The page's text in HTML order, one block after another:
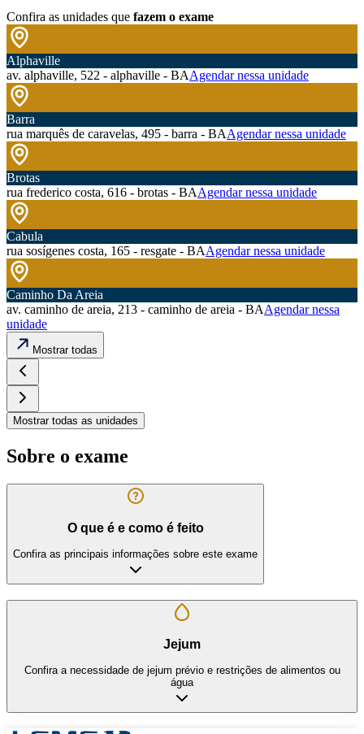
Confira as unidades que fazem o exame
Alphaville
av. alphaville, 522 - alphaville - BAAgendar nessa unidade
Barra
rua marquês de caravelas, 495 - barra - BAAgendar nessa unidade
Brotas
rua frederico costa, 616 - brotas - BAAgendar nessa unidade
Cabula
rua sosígenes costa, 165 - resgate - BAAgendar nessa unidade
Caminho Da Areia
av. caminho de areia, 213 - caminho de areia - BAAgendar nessa
unidade
Mostrar todas
Mostrar todas as unidades
Sobre o exame
O que é e como é feito
Confira as principais informações sobre este exame
Jejum
Confira a necessidade de jejum prévio e restrições de alimentos ou
água